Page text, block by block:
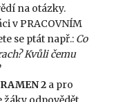
na otázky.
v PRACOVNÍM
se ptát např.: Co
Kvůli čemu
2 a pro